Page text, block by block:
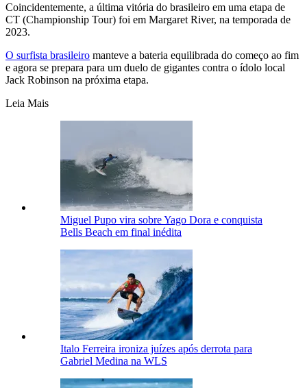
Coincidentemente, a última vitória do brasileiro em uma etapa de
CT (Championship Tour) foi em Margaret River, na temporada de
2023.
O surfista brasileiro manteve a bateria equilibrada do começo ao fim
e agora se prepara para um duelo de gigantes contra o ídolo local
Jack Robinson na próxima etapa.
Leia Mais
Miguel Pupo vira sobre Yago Dora e conquista
Bells Beach em final inédita
Italo Ferreira ironiza juízes após derrota para
Gabriel Medina na WLS